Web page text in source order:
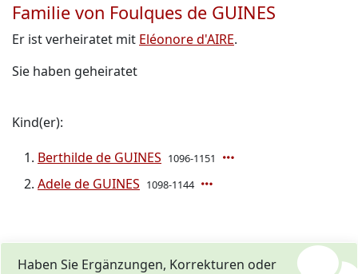
Familie von Foulques de GUINES
Er ist verheiratet mit Eléonore d'AIRE.
Sie haben geheiratet
Kind(er):
Berthilde de GUINES 1096-1151
Adele de GUINES 1098-1144
Haben Sie Ergänzungen, Korrekturen oder